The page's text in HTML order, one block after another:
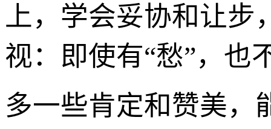
上，学会妥协和让步
视：即使有“愁”，也
多一些肯定和赞美，